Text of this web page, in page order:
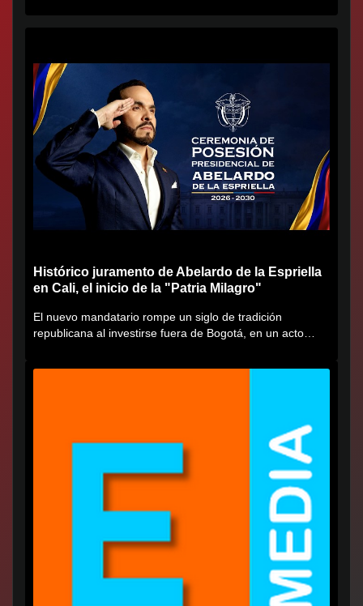
Histórico juramento de Abelardo de la Espriella
en Cali, el inicio de la "Patria Milagro"
El nuevo mandatario rompe un siglo de tradición
republicana al investirse fuera de Bogotá, en un acto